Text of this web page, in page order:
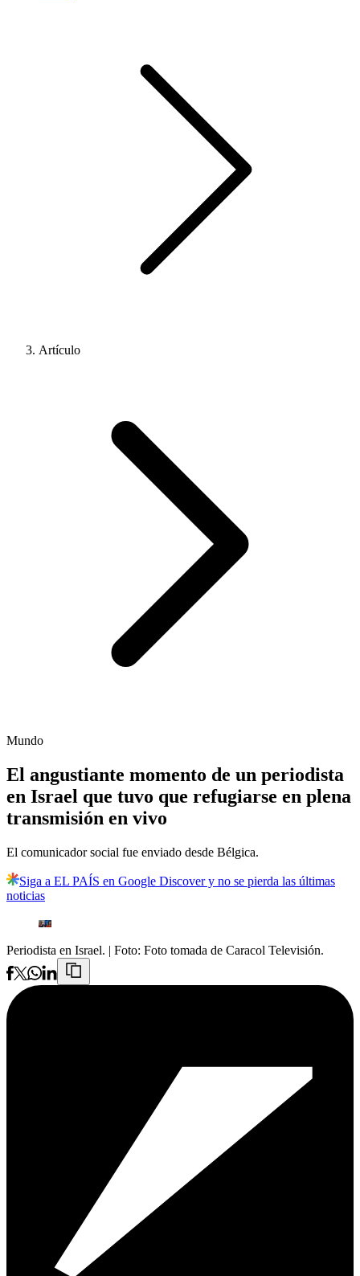
Artículo
Mundo
El angustiante momento de un periodista
en Israel que tuvo que refugiarse en plena
transmisión en vivo
El comunicador social fue enviado desde Bélgica.
Siga a EL PAÍS en Google Discover y no se pierda las últimas
noticias
Periodista en Israel. | Foto: Foto tomada de Caracol Televisión.